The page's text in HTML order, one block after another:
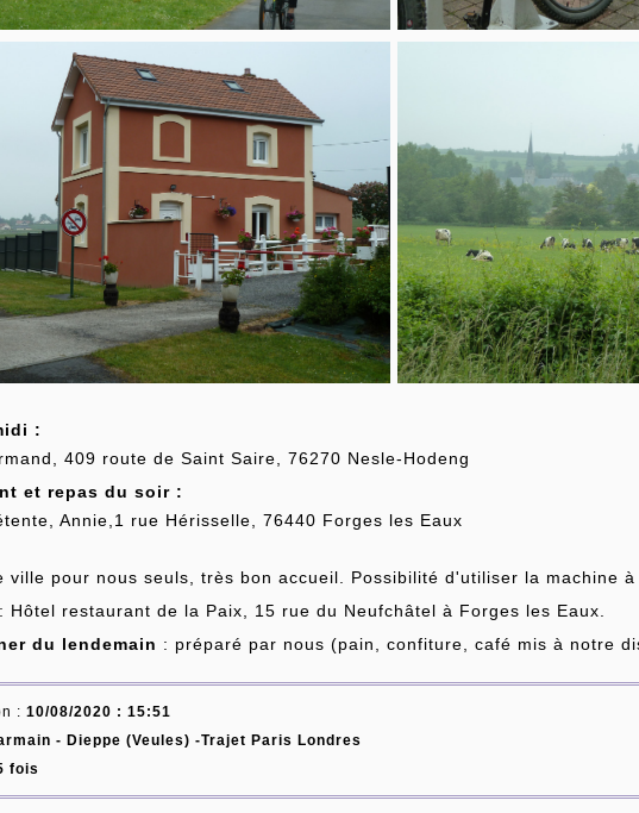
:
409 route de Saint Saire, 76270 Nesle-Hodeng
et repas du soir :
Annie,1 rue Hérisselle, 76440 Forges les Eaux
ville pour nous seuls, très bon accueil. Possibilité d'utiliser la machine
Hôtel restaurant de la Paix, 15 rue du Neufchâtel à Forges les Eaux.
du lendemain : préparé par nous (pain, confiture, café mis à notre
: 10/08/2020 : 15:51
- Dieppe (Veules) -Trajet Paris Londres
fois